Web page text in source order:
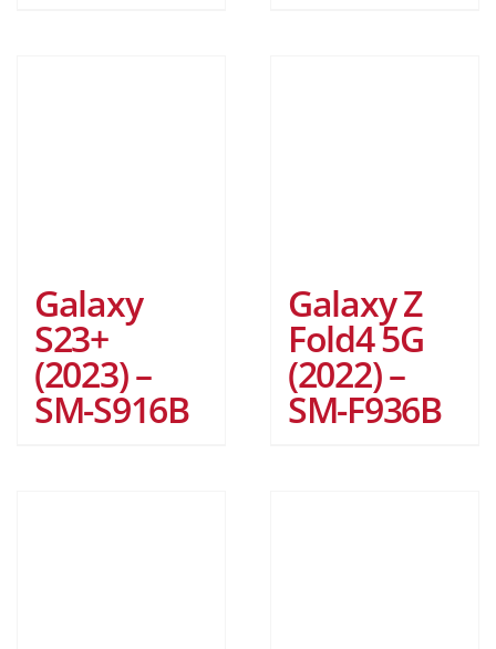
Galaxy
S23+
(2023) –
SM-S916B
Galaxy Z
Fold4 5G
(2022) –
SM-F936B